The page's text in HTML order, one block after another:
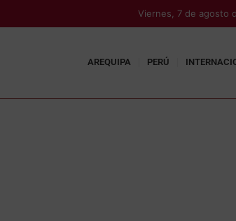
Viernes, 7 de agosto
AREQUIPA PERÚ